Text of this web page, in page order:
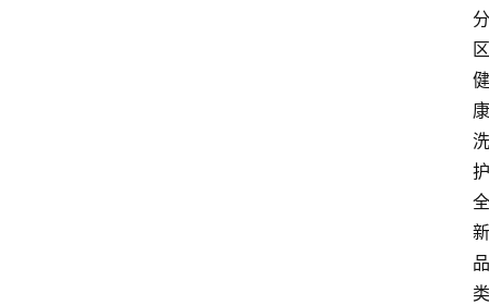
分
区
健
康
洗
护
全
新
品
类